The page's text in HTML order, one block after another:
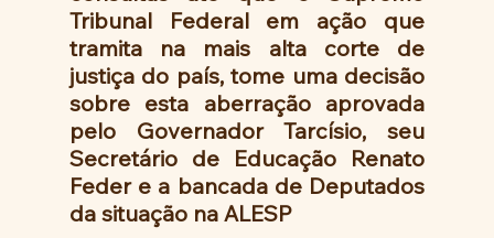
Tribunal Federal em ação que
tramita na mais alta corte de
justiça do país, tome uma decisão
sobre esta aberração aprovada
pelo Governador Tarcísio, seu
Secretário de Educação Renato
Feder e a bancada de Deputados
da situação na ALESP